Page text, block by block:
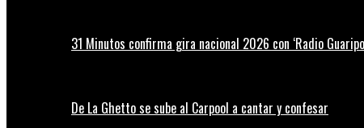
31 Minutos confirma gira nacional 2026 con ‘Radio
De La Ghetto se sube al Carpool a cantar y confesar